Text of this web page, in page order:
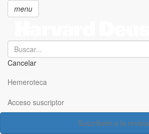
principal
menu
Search
Cancelar
Hemeroteca
Acceso suscriptor
Suscríbete a la revista
Acceso suscriptor